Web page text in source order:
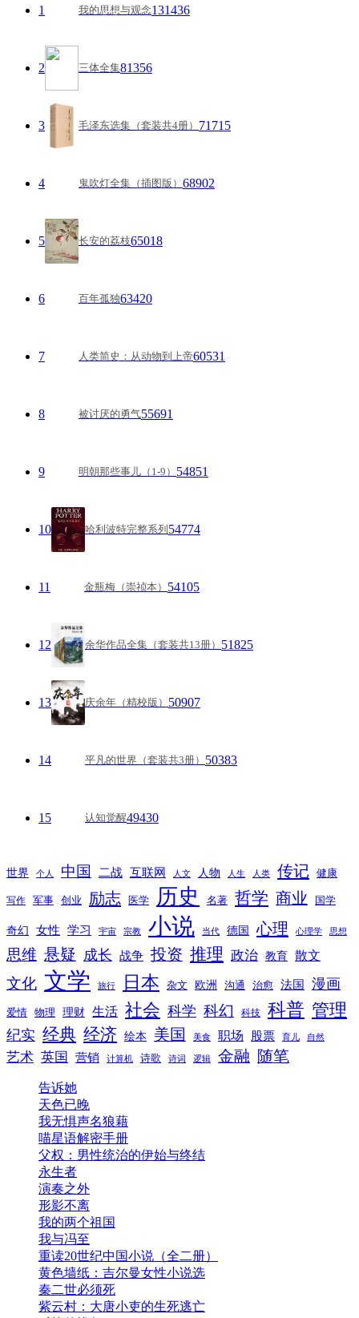
1 我的思想与观念131436
2 三体全集81356
3 毛泽东选集（套装共4册） 71715
4 鬼吹灯全集（插图版） 68902
5 长安的荔枝65018
6 百年孤独63420
7 人类简史：从动物到上帝60531
8 被讨厌的勇气55691
9 明朝那些事儿（1-9） 54851
10 哈利波特完整系列 54774
11 金瓶梅（崇祯本） 54105
12 余华作品全集（套装共13册） 51825
13 庆余年（精校版） 50907
14 平凡的世界（套装共3册） 50383
15 认知觉醒49430
世界 个人 中国 二战 互联网 人文 人物 人生 人类 传记 健康
写作 军事 创业 励志 医学 历史 名著 哲学 商业 国学
奇幻 女性 学习 宇宙 宗教 小说 当代 德国 心理 心理学 思想
思维 悬疑 成长 战争 投资 推理 政治 教育 散文
文化 文学 旅行 日本 杂文 欧洲 沟通 治愈 法国 漫画
爱情 物理 理财 生活 社会 科学 科幻 科技 科普 管理
纪实 经典 经济 绘本 美国 美食 职场 股票 育儿 自然
艺术 英国 营销 计算机 诗歌 诗词 逻辑 金融 随笔
告诉她
天色已晚
我无惧声名狼藉
喵星语解密手册
父权：男性统治的伊始与终结
永生者
演奏之外
形影不离
我的两个祖国
我与冯至
重读20世纪中国小说（全二册）
黄色墙纸：吉尔曼女性小说选
秦二世必须死
紫云村：大唐小吏的生死逃亡